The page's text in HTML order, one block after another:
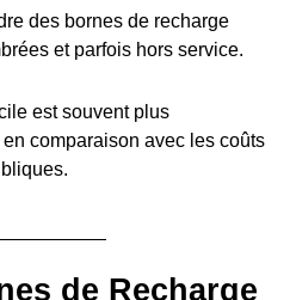
des bornes de recharge
et parfois hors service.
est souvent plus
comparaison avec les coûts
de Recharge